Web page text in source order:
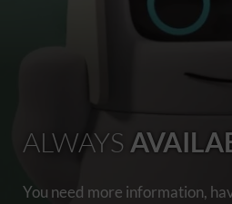
ALWAYS
You need more information,